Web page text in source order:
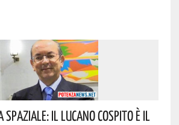
Spaziale: Il Lucano Cospito È Il